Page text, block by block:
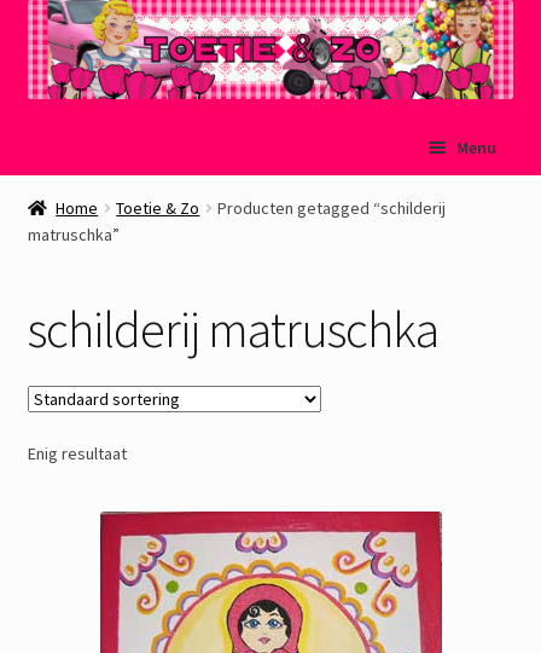
naar
navigatie
de
inhoud
Menu
Welkom
Winkelmand
Afrekenen
Over Toetie & Zo
Gastenboek
Home Toetie & Zo
Producten getagged “schilderij
matruschka”
schilderij matruschka
Enig resultaat